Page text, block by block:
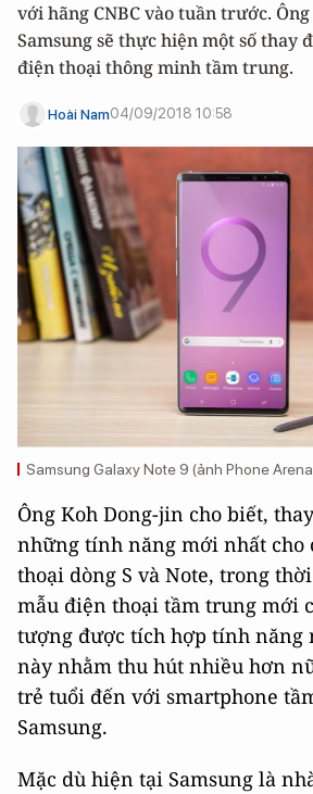
với hãng CNBC vào tuần trước.
Samsung sẽ thực hiện một số thay
điện thoại thông minh tầm trung.
Hoài Nam04/09/2018 10:58
Samsung Galaxy Note 9 (ảnh Phone
Ông Koh Dong-jin cho biết,
những tính năng mới nhất cho
thoại dòng S và Note, trong
mẫu điện thoại tầm trung mới
tượng được tích hợp tính năng
này nhằm thu hút nhiều hơn
trẻ tuổi đến với smartphone
Samsung.
Mặc dù hiện tại Samsung là